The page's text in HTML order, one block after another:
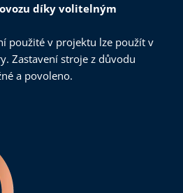
díky volitelným
použité v projektu lze použít v
Zastavení stroje z důvodu
a povoleno.